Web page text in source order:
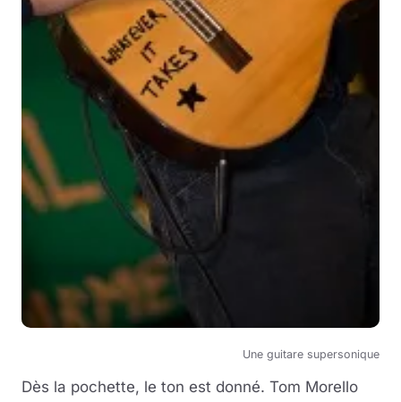
Une guitare supersonique
Dès la pochette, le ton est donné. Tom Morello